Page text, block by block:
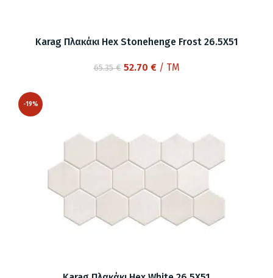
Karag Πλακάκι Hex Stonehenge Frost 26.5X51
65.35€ Original
52.70 €Η
/ TM
-19%